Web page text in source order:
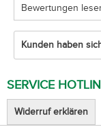
Bewertungen
Kunden haben
SERVICE
Widerruf erklären